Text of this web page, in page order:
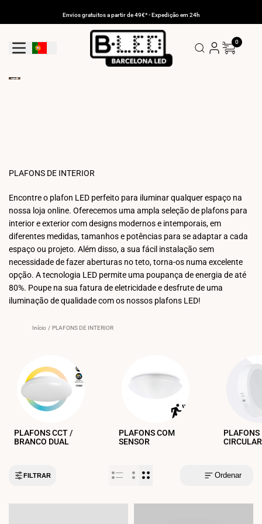
Envios gratuitos a partir de 49€* - Expedição em 24h
Botão De Geolocalização: Portugal
0
PLAFONS DE INTERIOR
Encontre o plafon LED perfeito para iluminar qualquer espaço na
nossa loja online. Oferecemos uma ampla seleção de plafons para
interior e exterior com designs modernos e intemporais, em
diferentes medidas, tamanhos e potências para se adaptar a cada
espaço ou projeto. Além disso, a sua fácil instalação sem
necessidade de fazer aberturas no teto, torna-os numa excelente
opção. A tecnologia LED permite uma poupança de energia de até
80%. Poupe na sua fatura de eletricidade e desfrute de uma
iluminação de qualidade com os nossos plafons LED!
Início / PLAFONS DE INTERIOR
PLAFONS CCT /
BRANCO DUAL
PLAFONS COM
SENSOR
PLAFONS
FILTRAR Ordenar